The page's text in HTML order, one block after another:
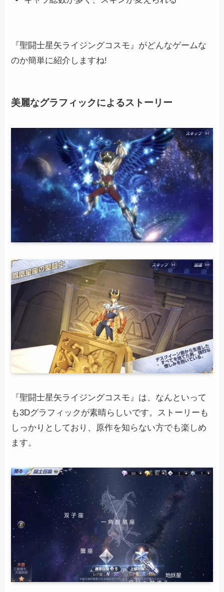
『聖闘士星矢ライジングコスモ』がどんなゲームな
のか簡単に紹介しますね!
美麗なグラフィックによるストーリー
『聖闘士星矢ライジングコスモ』は、なんといって
も3Dグラフィックが素晴らしいです。ストーリーも
しっかりとしており、原作を知らない方でも楽しめ
ます。